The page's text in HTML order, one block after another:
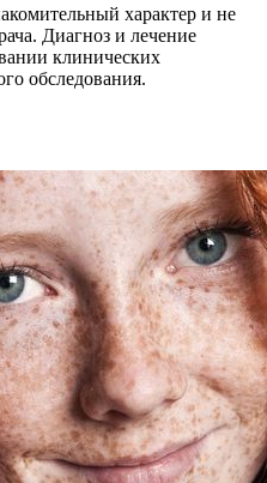
характер и не
Диагноз и лечение
клинических
обследования.